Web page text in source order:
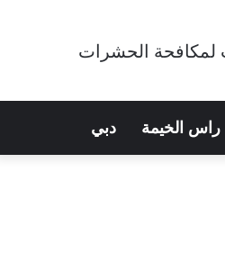
دبي راس الخيمة